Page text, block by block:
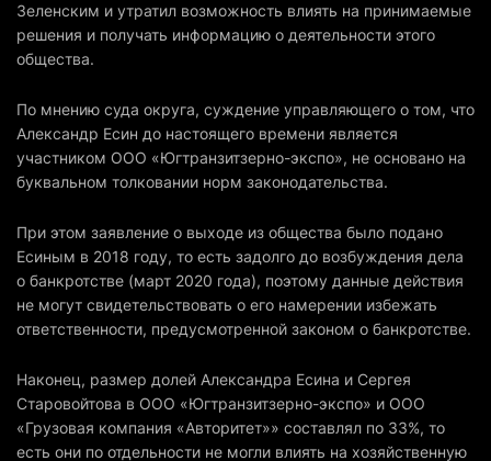
Зеленским и утратил возможность влиять на принимаемые
решения и получать информацию о деятельности этого
общества.
По мнению суда округа, суждение управляющего о том, что
Александр Есин до настоящего времени является
участником ООО «Югтранзитзерно-экспо», не основано на
буквальном толковании норм законодательства.
При этом заявление о выходе из общества было подано
Есиным в 2018 году, то есть задолго до возбуждения дела
о банкротстве (март 2020 года), поэтому данные действия
не могут свидетельствовать о его намерении избежать
ответственности, предусмотренной законом о банкротстве.
Наконец, размер долей Александра Есина и Сергея
Старовойтова в ООО «Югтранзитзерно-экспо» и ООО
«Грузовая компания «Авторитет»» составлял по 33%, то
есть они по отдельности не могли влиять на хозяйственную